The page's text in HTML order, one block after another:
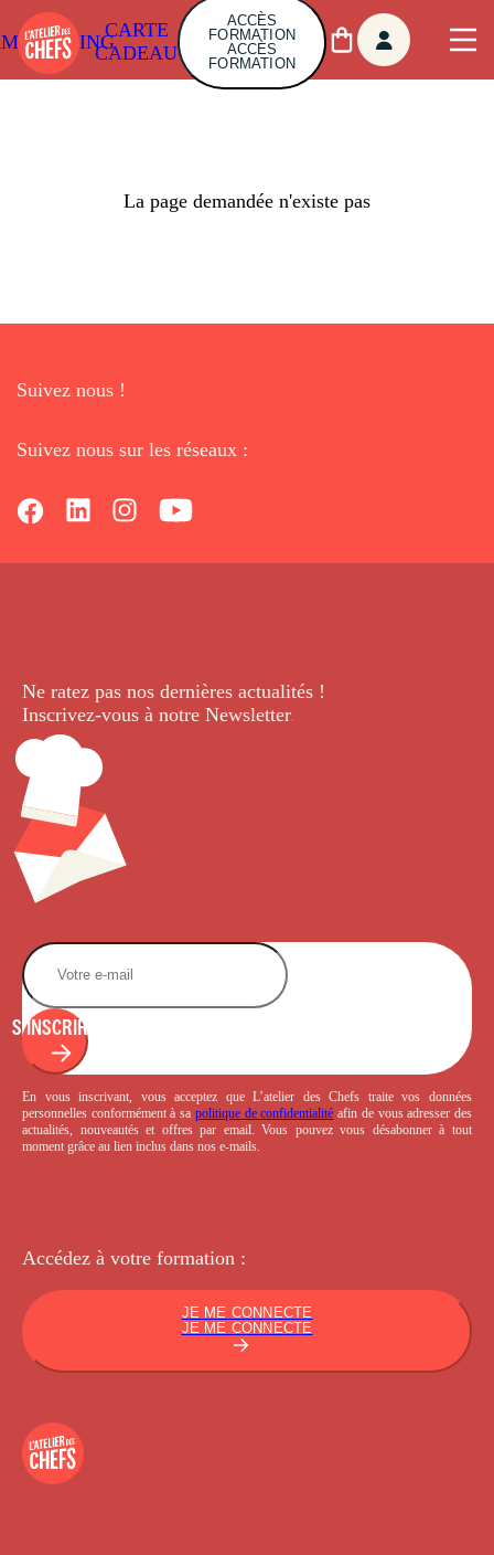
CARTE
CADEAU
ACCÈS
FORMATION
ACCÈS
FORMATION
La page demandée n'existe pas
Suivez nous !
Suivez nous sur les réseaux :
Ne ratez pas nos dernières actualités !
Inscrivez-vous à notre Newsletter.
S'INSCRIRE
En vous inscrivant, vous acceptez que L’atelier des Chefs traite vos données
personnelles conformément à sa politique de confidentialité afin de vous adresser des
actualités, nouveautés et offres par email. Vous pouvez vous désabonner à tout
moment grâce au lien inclus dans nos e-mails.
Accédez à votre formation :
JE ME CONNECTE
JE ME CONNECTE